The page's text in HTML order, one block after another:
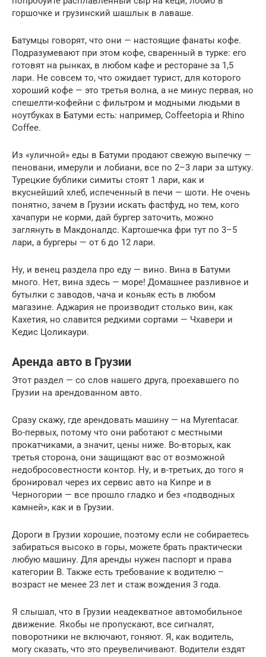
горшочке и грузинский шашлык в лаваше.
Батумцы говорят, что они — настоящие фанаты кофе.
Подразумевают при этом кофе, сваренный в турке: его
готовят на рынках, в любом кафе и ресторане за 1,5
лари. Не совсем то, что ожидает турист, для которого
хороший кофе — это третья волна, а не минус первая, но
спешелти-кофейни с фильтром и модными людьми в
ноутбуках в Батуми есть: например, Coffeetopia и Rhino
Coffee.
Из «уличной» еды в Батуми продают свежую выпечку —
пеновани, имерули и лобиани, все по 2–3 лари за штуку.
Турецкие бублики симиты стоят 1 лари, как и
вкуснейший хлеб, испеченный в печи — шоти. Не очень
понятно, зачем в Грузии искать фастфуд, но тем, кого
хачапури не корми, дай бургер заточить, можно
заглянуть в Макдоналдс. Картошечка фри тут по 3–5
лари, а бургеры — от 6 до 12 лари.
Ну, и венец раздела про еду — вино. Вина в Батуми
много. Нет, вина здесь — море! Домашнее разливное и
бутылки с заводов, чача и коньяк есть в любом
магазине. Аджария не производит столько вин, как
Кахетия, но славится редкими сортами — Чхавери и
Кедис Цоликаури.
Аренда авто в Грузии
Этот раздел — со слов нашего друга, проехавшего по
Грузии на арендованном авто.
Сразу скажу, где арендовать машину — на Myrentacar.
Во-первых, потому что они работают с местными
прокатчиками, а значит, цены ниже. Во-вторых, как
третья сторона, они защищают вас от возможной
недобросовестности контор. Ну, и в-третьих, до того я
бронировал через их сервис авто на Кипре и в
Черногории — все прошло гладко и без «подводных
камней», как и в Грузии.
Дороги в Грузии хорошие, поэтому если не собираетесь
забираться высоко в горы, можете брать практически
любую машину. Для аренды нужен паспорт и права
категории B. Также есть требование к водителю –
возраст не менее 23 лет и стаж вождения 3 года.
Я слышал, что в Грузии неадекватное автомобильное
движение. Якобы не пропускают, все сигналят,
поворотники не включают, гоняют. Я, как водитель,
могу сказать, что это преувеличивают. Водители ездят